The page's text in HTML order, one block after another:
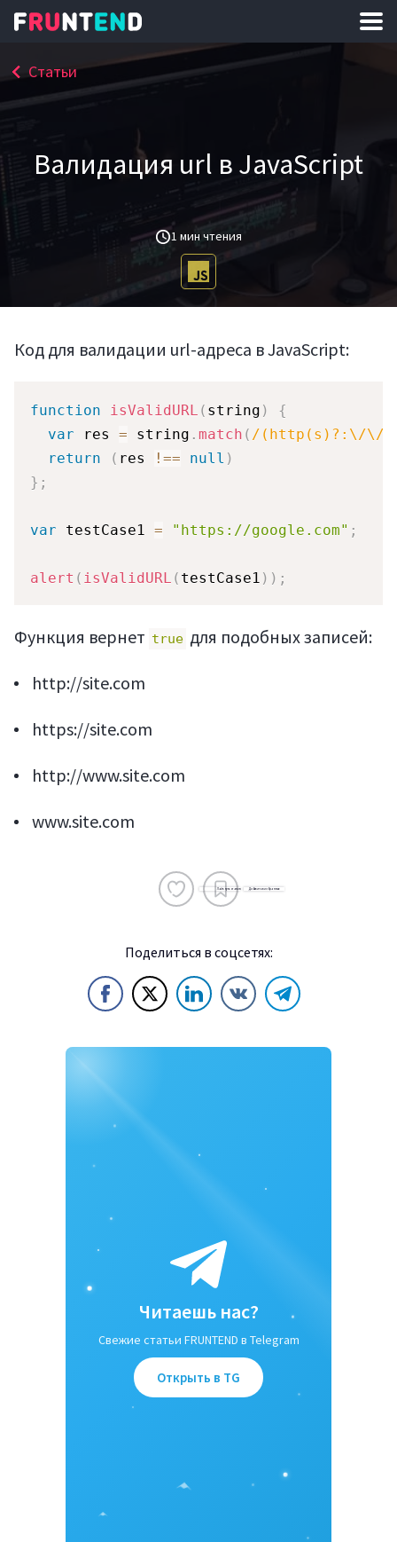
Статьи
Валидация url в JavaScript
1 мин чтения
Статьи
Поделиться в соцсетях:
Код для валидации url-адреса в JavaScript:
function isValidURL ( string )
{
var res = string . match ( / (http(s)?:\/\/
return
( res !== null )
} ;
var testCase1 = "https://google.com" ;
alert ( isValidURL ( testCase1 ) ) ;
Функция вернет true для подобных записей:
http://site.com
https://site.com
http://www.site.com
www.site.com
Читаешь нас?
Свежие статьи FRUNTEND в Telegram
Открыть в TG